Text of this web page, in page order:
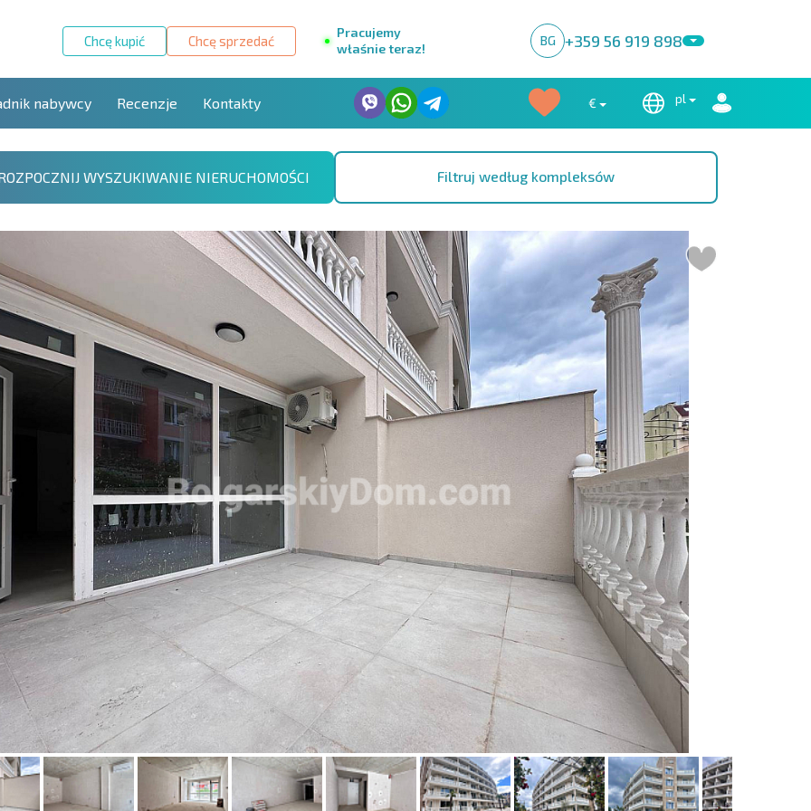
Chcę kupić Chcę sprzedać
Pracujemy
właśnie teraz!
BG +359 56 919 898
nabywcy Recenzje Kontakty € pl
WYSZUKIWANIE NIERUCHOMOŚCI Filtruj według kompleksów